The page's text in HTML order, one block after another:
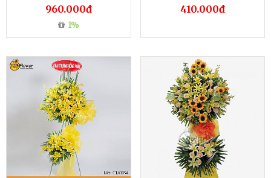
960.000đ
1%
410.000đ